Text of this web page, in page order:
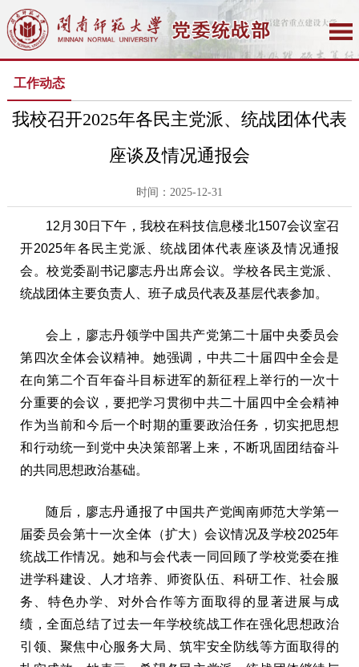
工作动态
我校召开2025年各民主党派、统战团体代表
座谈及情况通报会
时间：2025-12-31
12月30日下午，我校在科技信息楼北1507会议室召
开2025年各民主党派、统战团体代表座谈及情况通报
会。校党委副书记廖志丹出席会议。学校各民主党派、
统战团体主要负责人、班子成员代表及基层代表参加。
会上，廖志丹领学中国共产党第二十届中央委员会
第四次全体会议精神。她强调，中共二十届四中全会是
在向第二个百年奋斗目标进军的新征程上举行的一次十
分重要的会议，要把学习贯彻中共二十届四中全会精神
作为当前和今后一个时期的重要政治任务，切实把思想
和行动统一到党中央决策部署上来，不断巩固团结奋斗
的共同思想政治基础。
随后，廖志丹通报了中国共产党闽南师范大学第一
届委员会第十一次全体（扩大）会议情况及学校2025年
统战工作情况。她和与会代表一同回顾了学校党委在推
进学科建设、人才培养、师资队伍、科研工作、社会服
务、特色办学、对外合作等方面取得的显著进展与成
绩，全面总结了过去一年学校统战工作在强化思想政治
引领、聚焦中心服务大局、筑牢安全防线等方面取得的